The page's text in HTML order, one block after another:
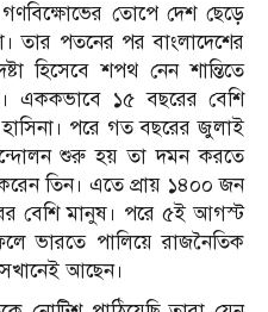
তোপে দেশ ছেড়ে
তার পতনের পর বাংলাদেশের
হিসেবে শপথ নেন শান্তিতে
এককভাবে ১৫ বছরের বেশি
পরে গত বছরের জুলাই
শুরু হয় তা দমন করতে
তিন। এতে প্রায় ১৪০০ জন
বেশি মানুষ। পরে ৫ই আগস্ট
ভারতে পালিয়ে রাজনৈতিক
আছেন।